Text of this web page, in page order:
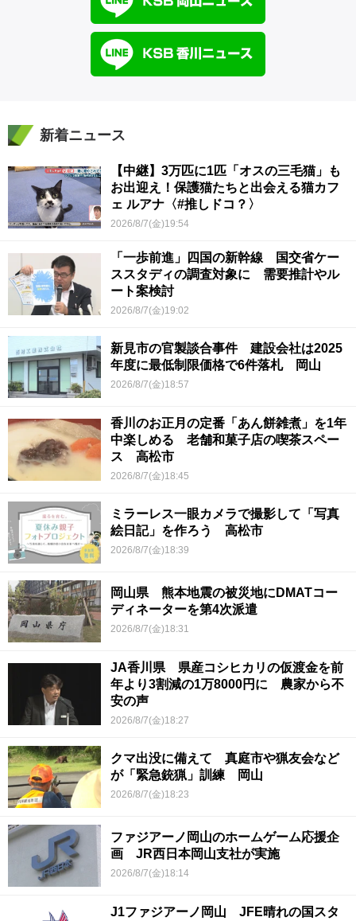
新着ニュース
【中継】3万匹に1匹「オスの三毛猫」も
お出迎え！保護猫たちと出会える猫カフ
ェ ルアナ〈#推しドコ？〉
2026/8/7(金)19:54
「一歩前進」四国の新幹線 国交省ケー
ススタディの調査対象に 需要推計やル
ート案検討
2026/8/7(金)19:02
新見市の官製談合事件 建設会社は2025
年度に最低制限価格で6件落札 岡山
2026/8/7(金)18:57
香川のお正月の定番「あん餅雑煮」を1年
中楽しめる 老舗和菓子店の喫茶スペー
ス 高松市
2026/8/7(金)18:45
ミラーレス一眼カメラで撮影して「写真
絵日記」を作ろう 高松市
2026/8/7(金)18:39
岡山県 熊本地震の被災地にDMATコー
ディネーターを第4次派遣
2026/8/7(金)18:31
JA香川県 県産コシヒカリの仮渡金を前
年より3割減の1万8000円に 農家から不
安の声
2026/8/7(金)18:27
クマ出没に備えて 真庭市や猟友会など
が「緊急銃猟」訓練 岡山
2026/8/7(金)18:23
ファジアーノ岡山のホームゲーム応援企
画 JR西日本岡山支社が実施
2026/8/7(金)18:14
J1ファジアーノ岡山 JFE晴れの国スタ